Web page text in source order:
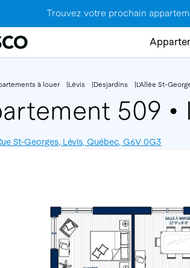
Trouvez votre prochain
à louer Lévis Desjardins L'Allée St-
509 •
St-Georges, Lévis, Québec, G6V 0G3